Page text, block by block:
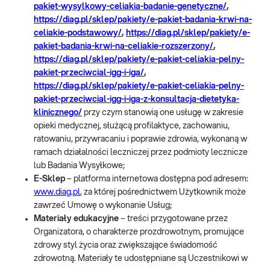
pakiet-wysylkowy-celiakia-badanie-genetyczne/,
https://diag.pl/sklep/pakiety/e-pakiet-badania-krwi-na-
celiakie-podstawowy/, https://diag.pl/sklep/pakiety/e-
pakiet-badania-krwi-na-celiakie-rozszerzony/,
https://diag.pl/sklep/pakiety/e-pakiet-celiakia-pelny-
pakiet-przeciwcial-igg-i-iga/,
https://diag.pl/sklep/pakiety/e-pakiet-celiakia-pelny-
pakiet-przeciwcial-igg-i-iga-z-konsultacja-dietetyka-
klinicznego/ przy czym stanowią one usługę w zakresie
opieki medycznej, służącą profilaktyce, zachowaniu,
ratowaniu, przywracaniu i poprawie zdrowia, wykonaną w
ramach działalności leczniczej przez podmioty lecznicze
lub Badania Wysyłkowe;
E-Sklep – platforma internetowa dostępna pod adresem:
www.diag.pl, za której pośrednictwem Użytkownik może
zawrzeć Umowę o wykonanie Usług;
Materiały edukacyjne – treści przygotowane przez
Organizatora, o charakterze prozdrowotnym, promujące
zdrowy styl życia oraz zwiększające świadomość
zdrowotną. Materiały te udostępniane są Uczestnikowi w